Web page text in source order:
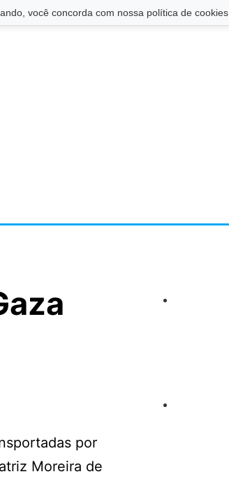
você concorda com nossa política de cookies.
por
Moreira de